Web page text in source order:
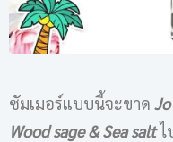
ซัมเมอร์แบบนี้จะขาด
Wood sage & Sea saltไ